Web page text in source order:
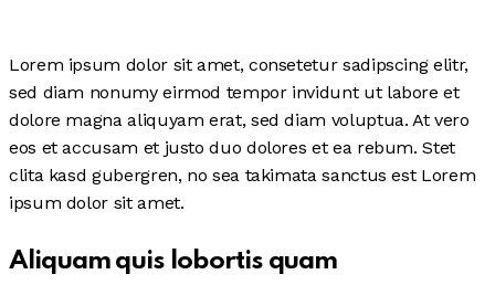
Lorem ipsum dolor sit amet, consetetur sadipscing elitr,
sed diam nonumy eirmod tempor invidunt ut labore et
dolore magna aliquyam erat, sed diam voluptua. At vero
eos et accusam et justo duo dolores et ea rebum. Stet
clita kasd gubergren, no sea takimata sanctus est Lorem
ipsum dolor sit amet.
Aliquam quis lobortis quam